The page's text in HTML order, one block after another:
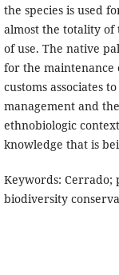
the species is used
almost the totality of
of use. The native
for the
customs associates
management and
ethnobiologic
knowledge that is
Keywords: Cerrado;
biodiversity